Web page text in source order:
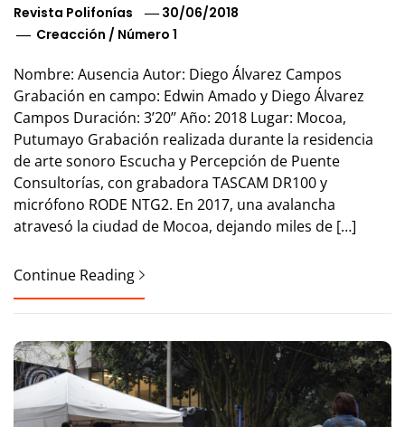
Revista Polifonías
30/06/2018
Creacción / Número 1
Nombre: Ausencia Autor: Diego Álvarez Campos
Grabación en campo: Edwin Amado y Diego Álvarez
Campos Duración: 3’20’’ Año: 2018 Lugar: Mocoa,
Putumayo Grabación realizada durante la residencia
de arte sonoro Escucha y Percepción de Puente
Consultorías, con grabadora TASCAM DR100 y
micrófono RODE NTG2. En 2017, una avalancha
atravesó la ciudad de Mocoa, dejando miles de […]
Continue Reading